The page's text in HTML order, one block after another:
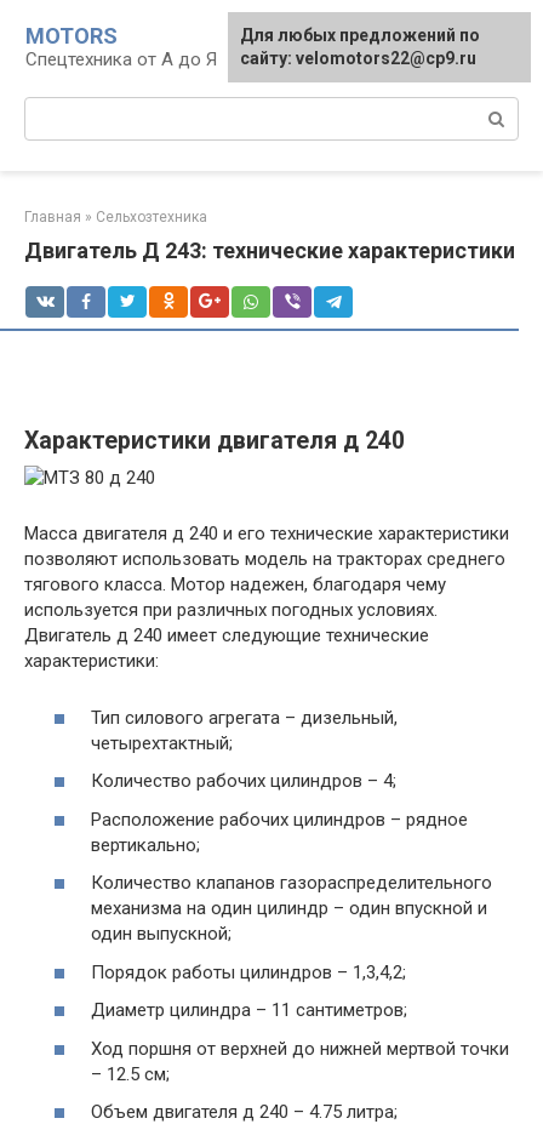
контенту
MOTORS
Спецтехника от А до Я
Главная » Сельхозтехника
Двигатель Д 243: технические характеристики
Характеристики двигателя д 240
Масса двигателя д 240 и его технические характеристики
позволяют использовать модель на тракторах среднего
тягового класса. Мотор надежен, благодаря чему
используется при различных погодных условиях.
Двигатель д 240 имеет следующие технические
характеристики:
Тип силового агрегата – дизельный,
четырехтактный;
Количество рабочих цилиндров – 4;
Расположение рабочих цилиндров – рядное
вертикально;
Количество клапанов газораспределительного
механизма на один цилиндр – один впускной и
один выпускной;
Порядок работы цилиндров – 1,3,4,2;
Диаметр цилиндра – 11 сантиметров;
Ход поршня от верхней до нижней мертвой точки
– 12.5 см;
Объем двигателя д 240 – 4.75 литра;
Для любых предложений по
сайту: velomotors22@cp9.ru